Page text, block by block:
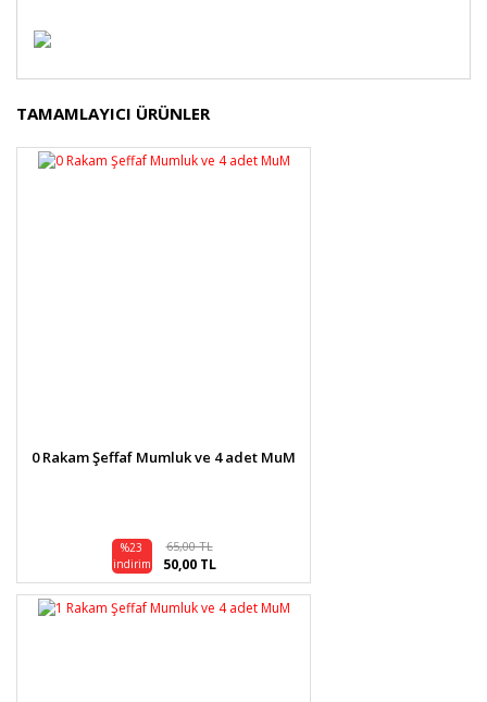
Bu ürünün fiyat bilgisi, resim, ürün açıklamalarında ve
diğer konularda yetersiz gördüğünüz noktaları öneri
formunu kullanarak tarafımıza iletebilirsiniz.
Görüş ve önerileriniz için teşekkür ederiz.
TAMAMLAYICI ÜRÜNLER
0 Rakam Şeffaf Mumluk ve 4 adet MuM
%23
indirim
65,00 TL
50,00 TL